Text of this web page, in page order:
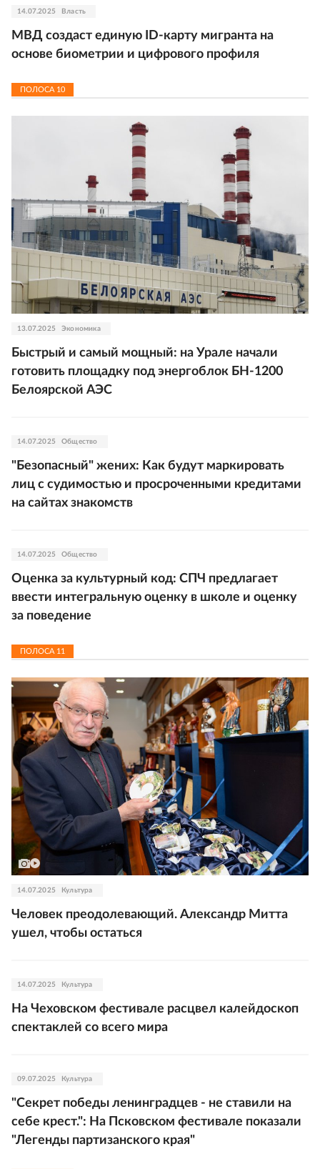
14.07.2025 Власть
МВД создаст единую ID-карту мигранта на
основе биометрии и цифрового профиля
ПОЛОСА 10
13.07.2025 Экономика
Быстрый и самый мощный: на Урале начали
готовить площадку под энергоблок БН-1200
Белоярской АЭС
14.07.2025 Общество
"Безопасный" жених: Как будут маркировать
лиц с судимостью и просроченными кредитами
на сайтах знакомств
14.07.2025 Общество
Оценка за культурный код: СПЧ предлагает
ввести интегральную оценку в школе и оценку
за поведение
ПОЛОСА 11
14.07.2025 Культура
Человек преодолевающий. Александр Митта
ушел, чтобы остаться
14.07.2025 Культура
На Чеховском фестивале расцвел калейдоскоп
спектаклей со всего мира
09.07.2025 Культура
"Секрет победы ленинградцев - не ставили на
себе крест.": На Псковском фестивале показали
"Легенды партизанского края"